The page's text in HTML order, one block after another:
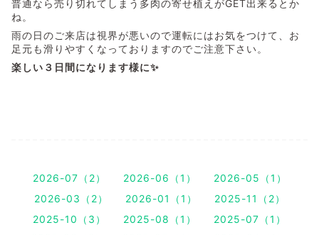
普通なら売り切れてしまう多肉の寄せ植えがGET出来るとか
ね。
雨の日のご来店は視界が悪いので運転にはお気をつけて、お
足元も滑りやすくなっておりますのでご注意下さい。
楽しい３日間になります様に✨
2026-07（2） 2026-06（1）
2026-05（1）
2026-03（2）
2026-01（1）
2025-11（2）
2025-10（3）
2025-08（1）
2025-07（1）